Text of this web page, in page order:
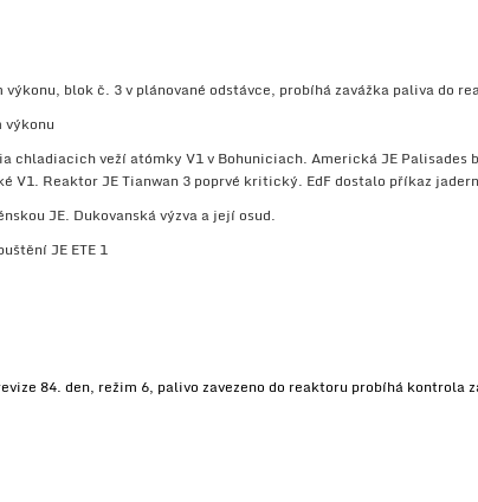
blok č. 3 v plánované odstávce, probíhá zavážka paliva do
výkonu
chladiacich veží atómky V1 v Bohuniciach. Americká JE Palisades
V1. Reaktor JE Tianwan 3 poprvé kritický. EdF dostalo příkaz
JE. Dukovanská výzva a její osud.
JE ETE 1
84. den, režim 6, palivo zavezeno do reaktoru probíhá kontrola